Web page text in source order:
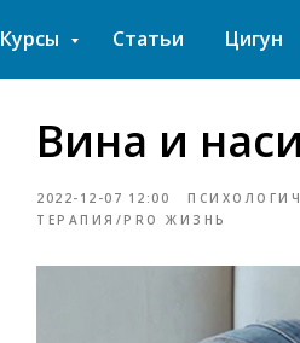
Курсы Статьи Цигун
Вина и
2022-12-07 12:00
ТЕРАПИЯ/PRO ЖИЗНЬ